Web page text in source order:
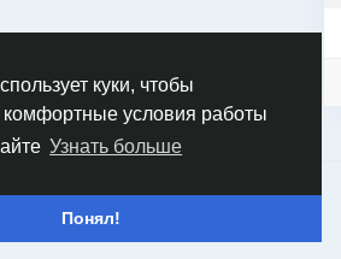
куки, чтобы
комфортные условия работы
Узнать больше
Понял!